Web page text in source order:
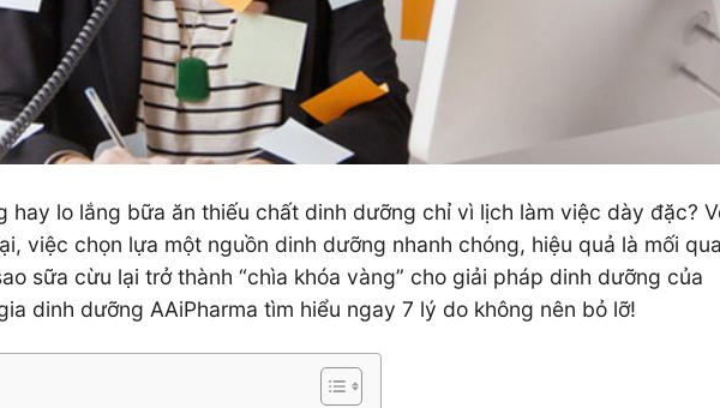
lo lắng bữa ăn thiếu chất dinh dưỡng chỉ vì lịch làm việc dày đặc?
việc chọn lựa một nguồn dinh dưỡng nhanh chóng, hiệu quả là mối
sữa cừu lại trở thành “chìa khóa vàng” cho giải pháp dinh dưỡng của
dinh dưỡng AAiPharma tìm hiểu ngay 7 lý do không nên bỏ lỡ!